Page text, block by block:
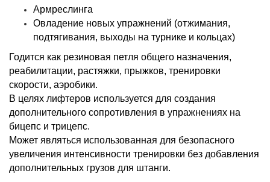
Армреслинга
Овладение новых упражнений (отжимания,
подтягивания, выходы на турнике и кольцах)
Годится как резиновая петля общего назначения,
реабилитации, растяжки, прыжков, тренировки
скорости, аэробики.
В целях лифтеров используется для создания
дополнительного сопротивления в упражнениях на
бицепс и трицепс.
Может являться использованная для безопасного
увеличения интенсивности тренировки без добавления
дополнительных грузов для штанги.